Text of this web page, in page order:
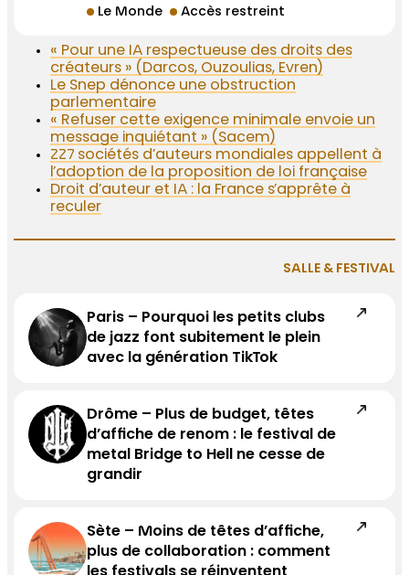
Le Monde Accès restreint
« Pour une IA respectueuse des droits des
créateurs » (Darcos, Ouzoulias, Evren)
Le Snep dénonce une obstruction
parlementaire
« Refuser cette exigence minimale envoie un
message inquiétant » (Sacem)
227 sociétés d’auteurs mondiales appellent à
l’adoption de la proposition de loi française
Droit d’auteur et IA : la France s’apprête à
reculer
SALLE & FESTIVAL
Paris – Pourquoi les petits clubs
de jazz font subitement le plein
avec la génération TikTok
Drôme – Plus de budget, têtes
d’affiche de renom : le festival de
metal Bridge to Hell ne cesse de
grandir
Sète – Moins de têtes d’affiche,
plus de collaboration : comment